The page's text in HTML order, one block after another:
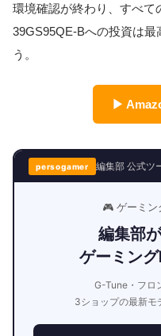
環境確認が終わり、すべて
39GS95QE-Bへの投資は最
う。
▶
persogamer 編集部 公式ツ
🎮 ゲーミン
編集部
ゲーミン
G-Tune・フロ
3ショップの最新モ